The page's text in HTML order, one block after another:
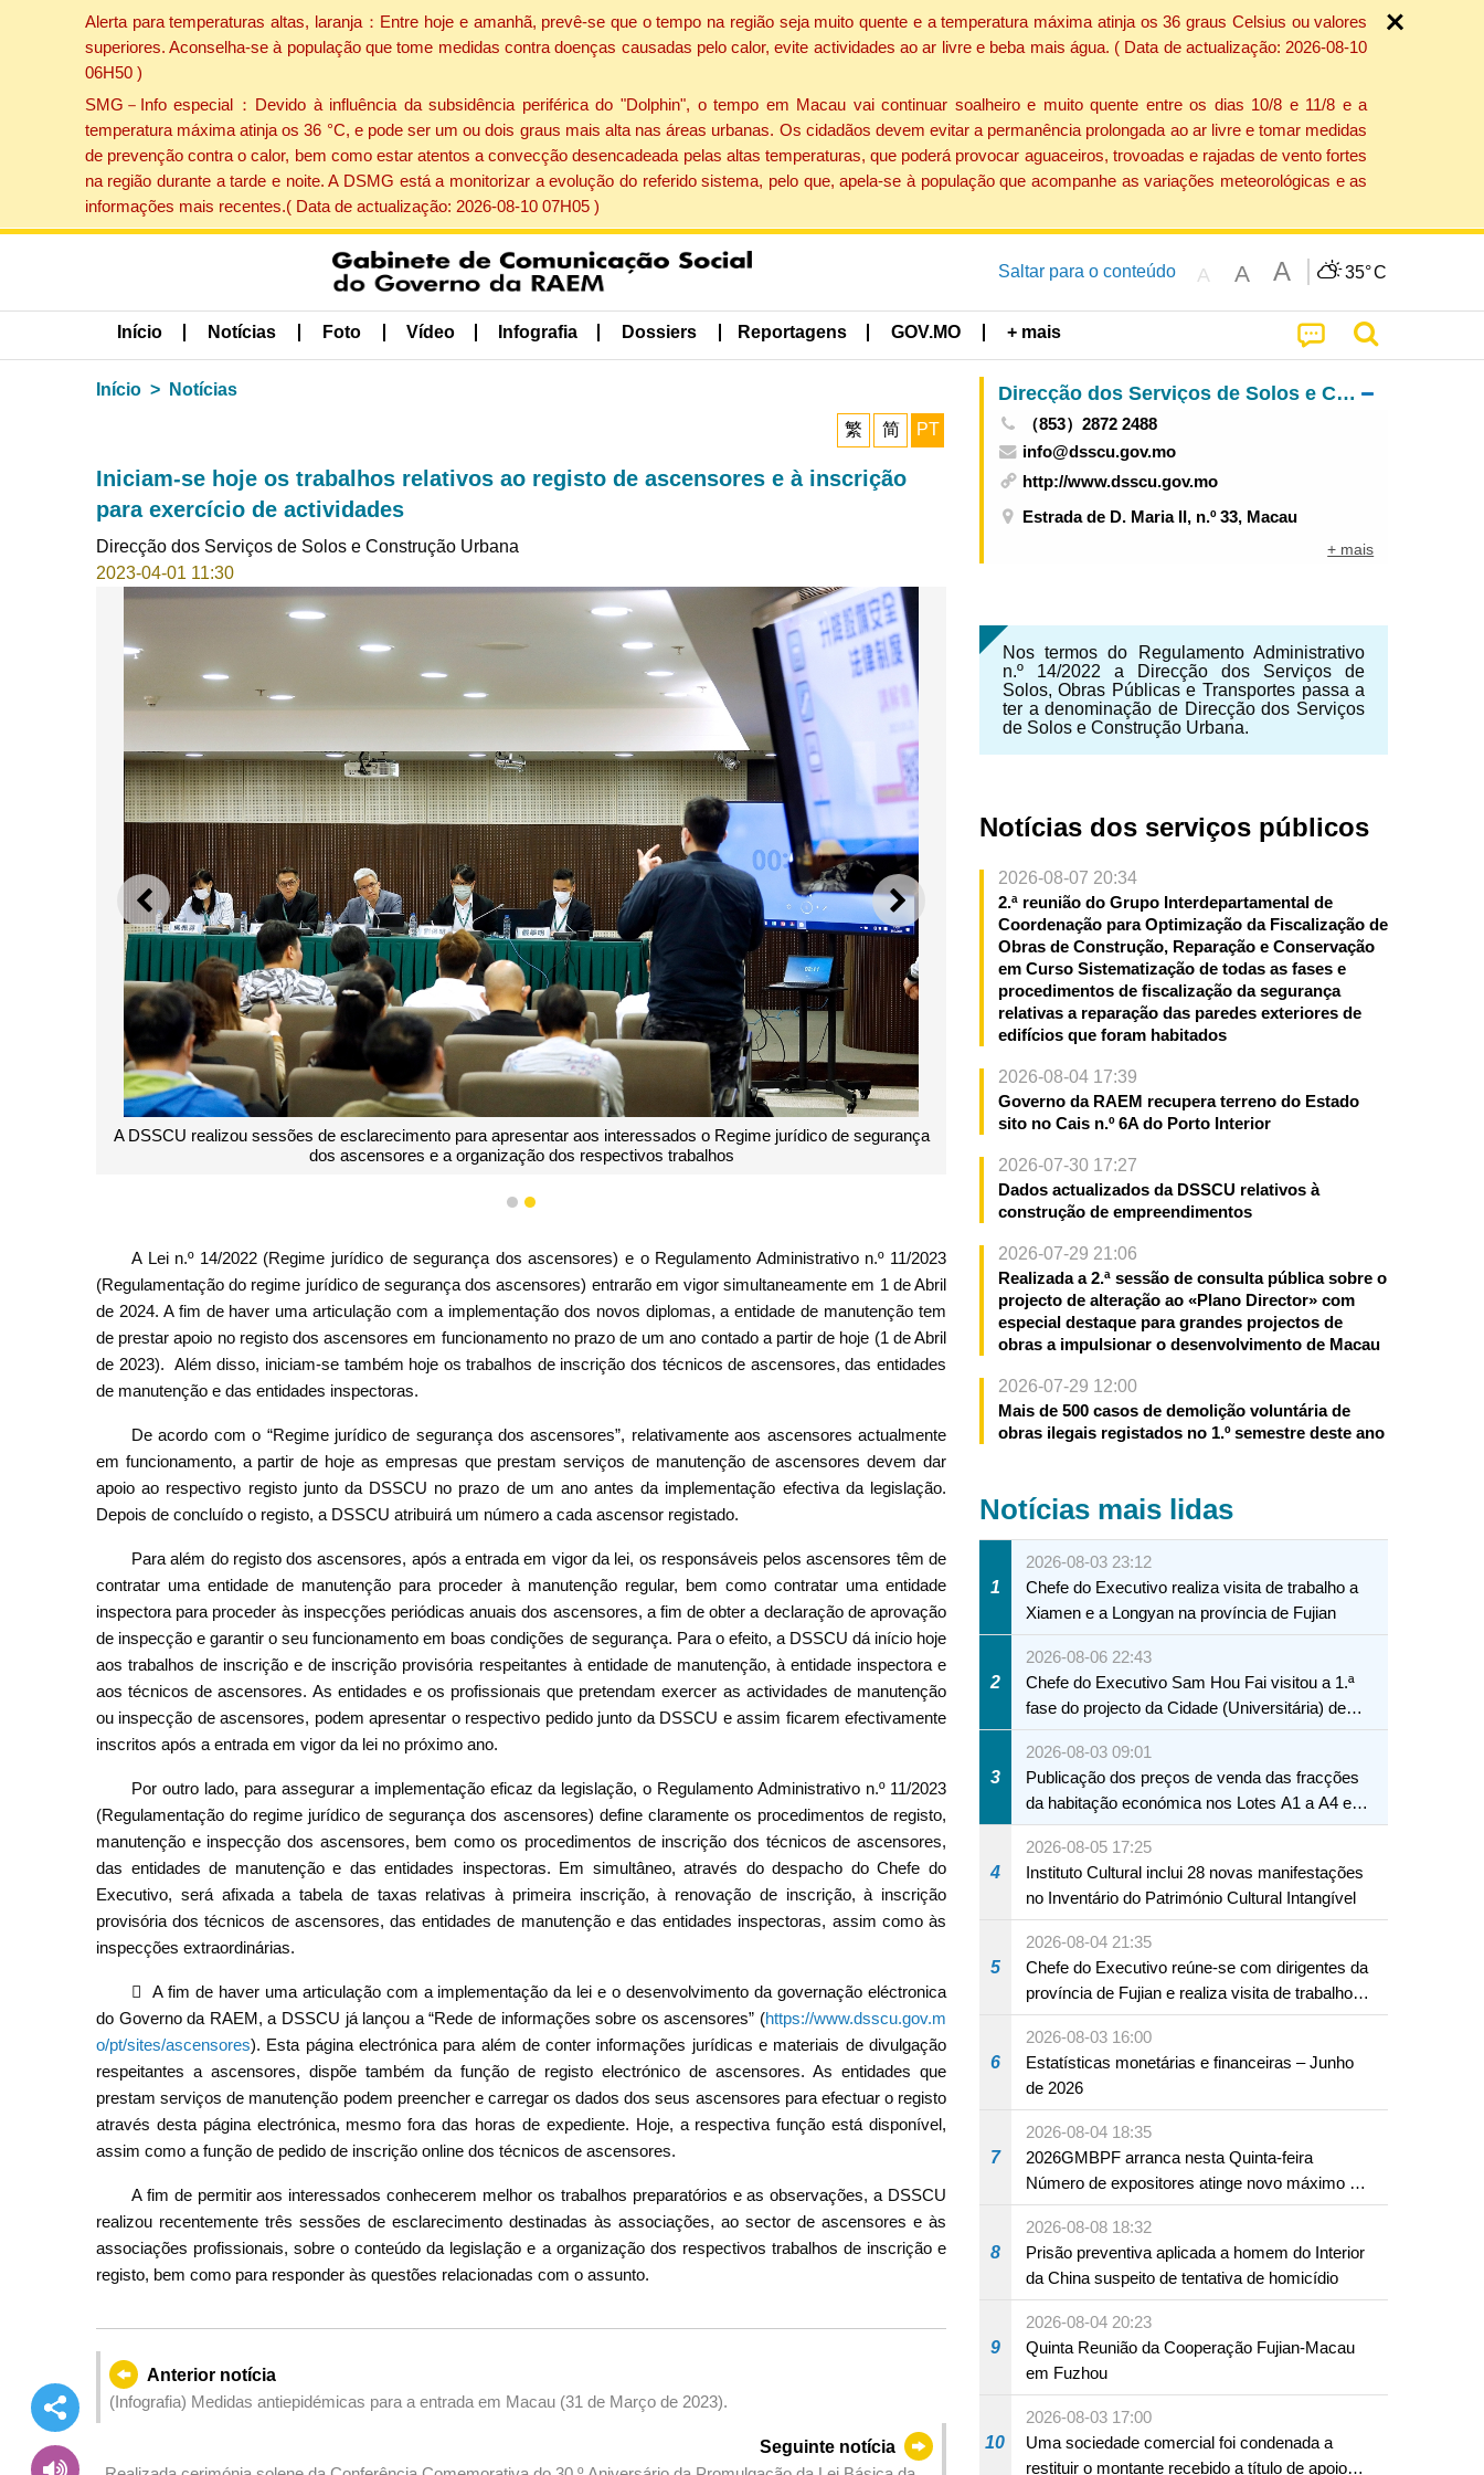
Alerta para temperaturas altas, laranja：Entre hoje e amanhã, prevê-se que o tempo na região seja muito quente e a temperatura máxima atinja os 36 graus Celsius ou valores
superiores. Aconselha-se à população que tome medidas contra doenças causadas pelo calor, evite actividades ao ar livre e beba mais água. ( Data de actualização: 2026-08-10
06H50 )
SMG－Info especial：Devido à influência da subsidência periférica do "Dolphin", o tempo em Macau vai continuar soalheiro e muito quente entre os dias 10/8 e 11/8 e a
temperatura máxima atinja os 36 °C, e pode ser um ou dois graus mais alta nas áreas urbanas. Os cidadãos devem evitar a permanência prolongada ao ar livre e tomar medidas
de prevenção contra o calor, bem como estar atentos a convecção desencadeada pelas altas temperaturas, que poderá provocar aguaceiros, trovoadas e rajadas de vento fortes
na região durante a tarde e noite. A DSMG está a monitorizar a evolução do referido sistema, pelo que, apela-se à população que acompanhe as variações meteorológicas e as
informações mais recentes.( Data de actualização: 2026-08-10 07H05 )
Saltar para o conteúdo A A A 35°C
Início Notícias Foto Vídeo Infografia Dossiers Reportagens GOV.MO + mais
Início Notícias
繁 简 PT
Iniciam-se hoje os trabalhos relativos ao registo de ascensores e à inscrição
para exercício de actividades
Direcção dos Serviços de Solos e Construção Urbana
2023-04-01 11:30
ANTERIOR SEGUINTE
A DSSCU realizou sessões de esclarecimento para apresentar aos interessados o Regime jurídico de segurança
dos ascensores e a organização dos respectivos trabalhos
1 2
A Lei n.º 14/2022 (Regime jurídico de segurança dos ascensores) e o Regulamento Administrativo n.º 11/2023
(Regulamentação do regime jurídico de segurança dos ascensores) entrarão em vigor simultaneamente em 1 de Abril
de 2024. A fim de haver uma articulação com a implementação dos novos diplomas, a entidade de manutenção tem
de prestar apoio no registo dos ascensores em funcionamento no prazo de um ano contado a partir de hoje (1 de Abril
de 2023). Além disso, iniciam-se também hoje os trabalhos de inscrição dos técnicos de ascensores, das entidades
de manutenção e das entidades inspectoras.
De acordo com o “Regime jurídico de segurança dos ascensores”, relativamente aos ascensores actualmente
em funcionamento, a partir de hoje as empresas que prestam serviços de manutenção de ascensores devem dar
apoio ao respectivo registo junto da DSSCU no prazo de um ano antes da implementação efectiva da legislação.
Depois de concluído o registo, a DSSCU atribuirá um número a cada ascensor registado.
Para além do registo dos ascensores, após a entrada em vigor da lei, os responsáveis pelos ascensores têm de
contratar uma entidade de manutenção para proceder à manutenção regular, bem como contratar uma entidade
inspectora para proceder às inspecções periódicas anuais dos ascensores, a fim de obter a declaração de aprovação
de inspecção e garantir o seu funcionamento em boas condições de segurança. Para o efeito, a DSSCU dá início hoje
aos trabalhos de inscrição e de inscrição provisória respeitantes à entidade de manutenção, à entidade inspectora e
aos técnicos de ascensores. As entidades e os profissionais que pretendam exercer as actividades de manutenção
ou inspecção de ascensores, podem apresentar o respectivo pedido junto da DSSCU e assim ficarem efectivamente
inscritos após a entrada em vigor da lei no próximo ano.
Por outro lado, para assegurar a implementação eficaz da legislação, o Regulamento Administrativo n.º 11/2023
(Regulamentação do regime jurídico de segurança dos ascensores) define claramente os procedimentos de registo,
manutenção e inspecção dos ascensores, bem como os procedimentos de inscrição dos técnicos de ascensores,
das entidades de manutenção e das entidades inspectoras. Em simultâneo, através do despacho do Chefe do
Executivo, será afixada a tabela de taxas relativas à primeira inscrição, à renovação de inscrição, à inscrição
provisória dos técnicos de ascensores, das entidades de manutenção e das entidades inspectoras, assim como às
inspecções extraordinárias.
 A fim de haver uma articulação com a implementação da lei e o desenvolvimento da governação eléctronica
do Governo da RAEM, a DSSCU já lançou a “Rede de informações sobre os ascensores” (https://www.dsscu.gov.m
o/pt/sites/ascensores). Esta página electrónica para além de conter informações jurídicas e materiais de divulgação
respeitantes a ascensores, dispõe também da função de registo electrónico de ascensores. As entidades que
prestam serviços de manutenção podem preencher e carregar os dados dos seus ascensores para efectuar o registo
através desta página electrónica, mesmo fora das horas de expediente. Hoje, a respectiva função está disponível,
assim como a função de pedido de inscrição online dos técnicos de ascensores.
A fim de permitir aos interessados conhecerem melhor os trabalhos preparatórios e as observações, a DSSCU
realizou recentemente três sessões de esclarecimento destinadas às associações, ao sector de ascensores e às
associações profissionais, sobre o conteúdo da legislação e a organização dos respectivos trabalhos de inscrição e
registo, bem como para responder às questões relacionadas com o assunto.
Anterior notícia
(Infografia) Medidas antiepidémicas para a entrada em Macau (31 de Março de 2023).
Seguinte notícia
Direcção dos Serviços de Solos e Construção Urbana
（853）2872 2488
info@dsscu.gov.mo
http://www.dsscu.gov.mo
Estrada de D. Maria II, n.º 33, Macau
+ mais
Nos termos do Regulamento Administrativo
n.º 14/2022 a Direcção dos Serviços de
Solos, Obras Públicas e Transportes passa a
ter a denominação de Direcção dos Serviços
de Solos e Construção Urbana.
Notícias dos serviços públicos
2026-08-07 20:34
2.ª reunião do Grupo Interdepartamental de
Coordenação para Optimização da Fiscalização de
Obras de Construção, Reparação e Conservação
em Curso Sistematização de todas as fases e
procedimentos de fiscalização da segurança
relativas a reparação das paredes exteriores de
edifícios que foram habitados
2026-08-04 17:39
Governo da RAEM recupera terreno do Estado
sito no Cais n.º 6A do Porto Interior
2026-07-30 17:27
Dados actualizados da DSSCU relativos à
construção de empreendimentos
2026-07-29 21:06
Realizada a 2.ª sessão de consulta pública sobre o
projecto de alteração ao «Plano Director» com
especial destaque para grandes projectos de
obras a impulsionar o desenvolvimento de Macau
2026-07-29 12:00
Mais de 500 casos de demolição voluntária de
obras ilegais registados no 1.º semestre deste ano
Notícias mais lidas
1
2026-08-03 23:12
Chefe do Executivo realiza visita de trabalho a
Xiamen e a Longyan na província de Fujian
2
2026-08-06 22:43
Chefe do Executivo Sam Hou Fai visitou a 1.ª
fase do projecto da Cidade (Universitária) de
Educação Internacional de Macau e Hengqin
3
2026-08-03 09:01
Publicação dos preços de venda das fracções
da habitação económica nos Lotes A1 a A4 e
A12 da Zona A dos Novos Aterros
4
2026-08-05 17:25
Instituto Cultural inclui 28 novas manifestações
no Inventário do Património Cultural Intangível
5
2026-08-04 21:35
Chefe do Executivo reúne-se com dirigentes da
província de Fujian e realiza visita de trabalho
em Fuzhou
6
2026-08-03 16:00
Estatísticas monetárias e financeiras – Junho
de 2026
7
2026-08-04 18:35
2026GMBPF arranca nesta Quinta-feira
Número de expositores atinge novo máximo em
18 anos
8
2026-08-08 18:32
Prisão preventiva aplicada a homem do Interior
da China suspeito de tentativa de homicídio
9
2026-08-04 20:23
Quinta Reunião da Cooperação Fujian-Macau
em Fuzhou
10
2026-08-03 17:00
Uma sociedade comercial foi condenada a
restituir o montante recebido a título de apoio